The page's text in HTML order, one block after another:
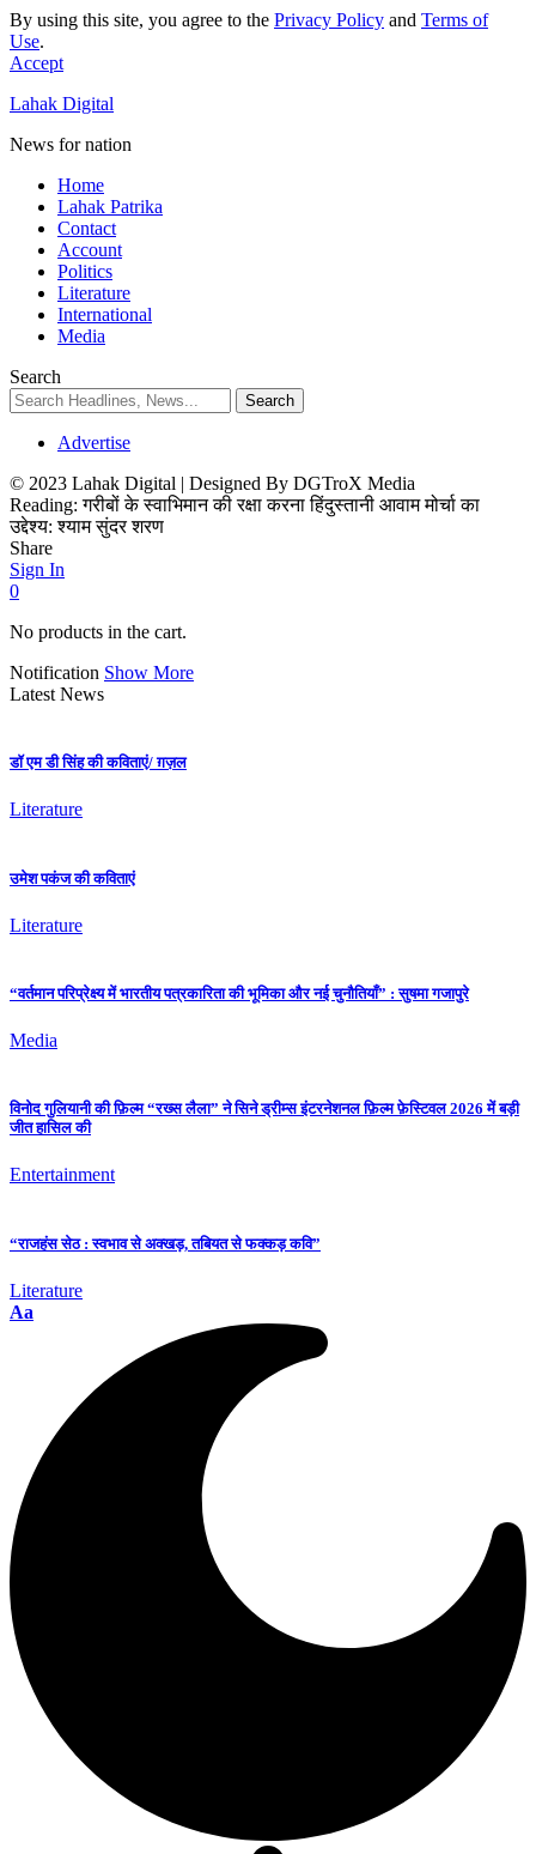
By using this site, you agree to the Privacy Policy and Terms of
Use.
Accept
Lahak Digital
News for nation
Home
Lahak Patrika
Contact
Account
Politics
Literature
International
Media
Search
Advertise
© 2023 Lahak Digital | Designed By DGTroX Media
Reading: गरीबों के स्वाभिमान की रक्षा करना हिंदुस्तानी आवाम मोर्चा का
उद्देश्य: श्याम सुंदर शरण
Share
Sign In
0
No products in the cart.
Notification Show More
Latest News
डॉ एम डी सिंह की कविताएं/ ग़ज़ल
Literature
उमेश पकंज की कविताएं
Literature
“वर्तमान परिप्रेक्ष्य में भारतीय पत्रकारिता की भूमिका और नई चुनौतियाँ” : सुषमा गजापुरे
Media
विनोद गुलियानी की फ़िल्म “रख्स लैला” ने सिने ड्रीम्स इंटरनेशनल फ़िल्म फ़ेस्टिवल 2026 में बड़ी
जीत हासिल की
Entertainment
“राजहंस सेठ : स्वभाव से अक्खड़, तबियत से फक्कड़ कवि”
Literature
Aa